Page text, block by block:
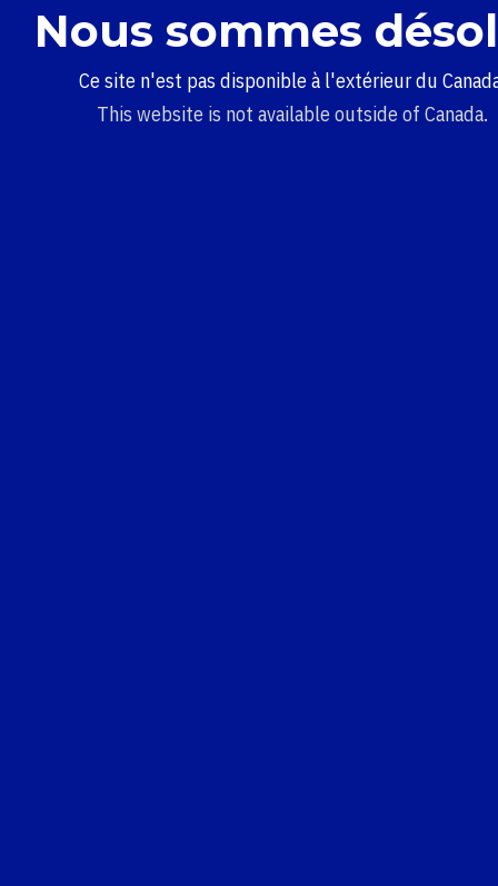
Nous sommes
Ce site n'est pas disponible à l'extérieur du
This website is not available outside of Canada.